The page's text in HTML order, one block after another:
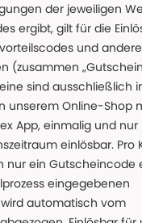
der jeweiligen
ergibt, gilt für die
und
(zusammen
sind ausschließlich
unserem Online-Shop
App, einmalig und nur
einlösbar. Pro
nur ein Gutscheincode
eingegebenen
automatisch vom